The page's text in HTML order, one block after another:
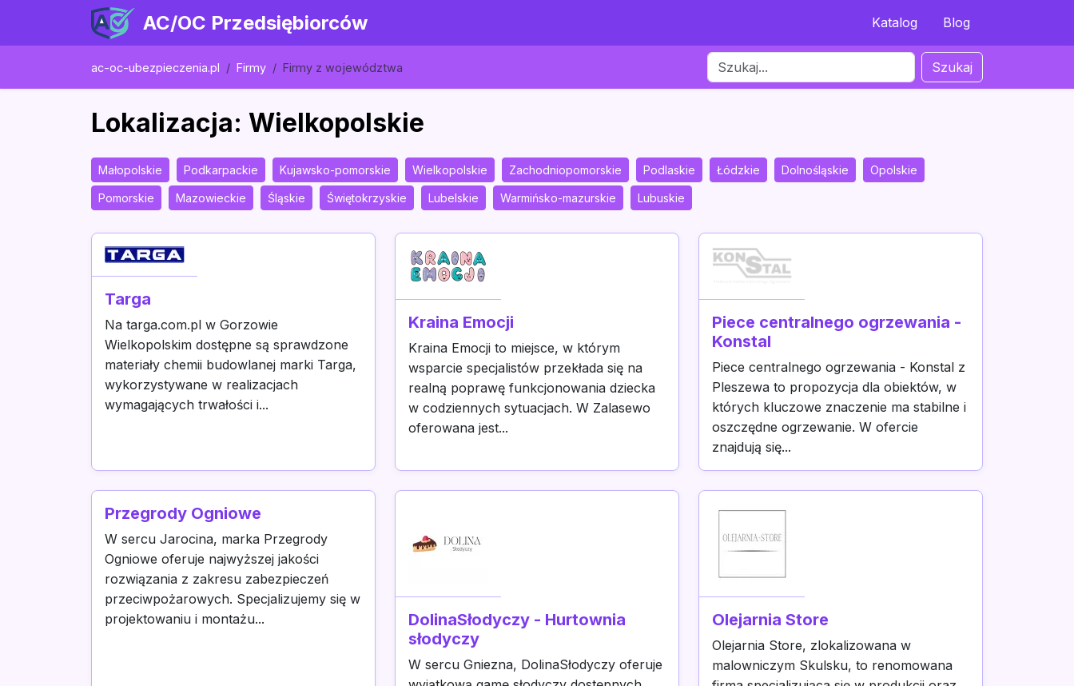
AC/OC Przedsiębiorców Katalog Blog
ac-oc-ubezpieczenia.pl Firmy Firmy z województwa Szukaj
Lokalizacja: Wielkopolskie
Małopolskie Podkarpackie Kujawsko-pomorskie Wielkopolskie Zachodniopomorskie Podlaskie Łódzkie Dolnośląskie Opolskie
Pomorskie Mazowieckie Śląskie Świętokrzyskie Lubelskie Warmińsko-mazurskie Lubuskie
Targa
Na targa.com.pl w Gorzowie
Wielkopolskim dostępne są sprawdzone
materiały chemii budowlanej marki Targa,
wykorzystywane w realizacjach
wymagających trwałości i...
Kraina Emocji
Kraina Emocji to miejsce, w którym
wsparcie specjalistów przekłada się na
realną poprawę funkcjonowania dziecka
w codziennych sytuacjach. W Zalasewo
oferowana jest...
Piece centralnego ogrzewania -
Konstal
Piece centralnego ogrzewania - Konstal z
Pleszewa to propozycja dla obiektów, w
których kluczowe znaczenie ma stabilne i
oszczędne ogrzewanie. W ofercie
znajdują się...
Przegrody Ogniowe
W sercu Jarocina, marka Przegrody
Ogniowe oferuje najwyższej jakości
rozwiązania z zakresu zabezpieczeń
przeciwpożarowych. Specjalizujemy się w
projektowaniu i montażu...
DolinaSłodyczy - Hurtownia
słodyczy
W sercu Gniezna, DolinaSłodyczy oferuje
Olejarnia Store
Olejarnia Store, zlokalizowana w
malowniczym Skulsku, to renomowana